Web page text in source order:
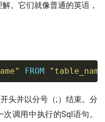
。它们就像普通的英语，
FROM
头并以分号（;）结束。分
调用中执行的Sql语句。